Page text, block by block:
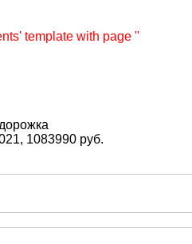
template with page ''
1083990 руб.